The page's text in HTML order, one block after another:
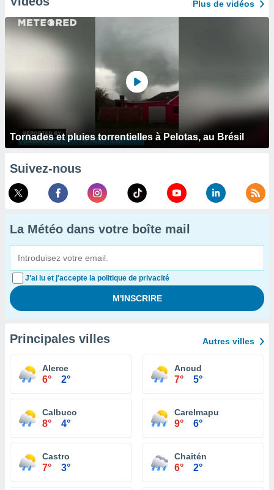
Plus de vidéos
Tornades et pluies torrentielles à Pelotas, au Brésil
Suivez-nous
La Météo dans votre boîte mail
J'ai lu et j'accepte la politique de privacité
Principales villes Autres villes
Alerce
6° 2°
Ancud
7° 5°
Calbuco
8° 4°
Carelmapu
9° 6°
Castro
7° 3°
Chaitén
6° 2°